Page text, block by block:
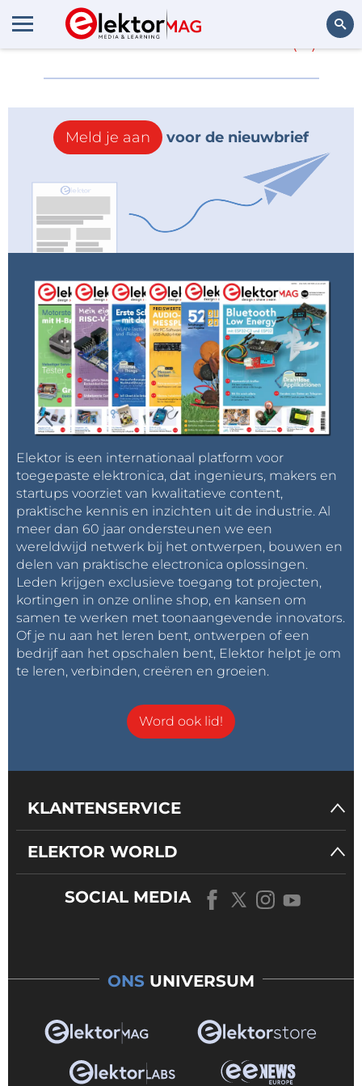
Meer overCES 2019
Meld je aan voor de nieuwbrief
Elektor is een internationaal platform voor
toegepaste elektronica, dat ingenieurs, makers en
startups voorziet van kwalitatieve content,
praktische kennis en inzichten uit de industrie. Al
meer dan 60 jaar ondersteunen we een
wereldwijd netwerk bij het ontwerpen, bouwen en
delen van praktische electronica oplossingen.
Leden krijgen exclusieve toegang tot projecten,
kortingen in onze online shop, en kansen om
samen te werken met toonaangevende innovators.
Of je nu aan het leren bent, ontwerpen of een
bedrijf aan het opschalen bent, Elektor helpt je om
te leren, verbinden, creëren en groeien.
Word ook lid!
KLANTENSERVICE
ELEKTOR WORLD
SOCIAL MEDIA
ONS UNIVERSUM